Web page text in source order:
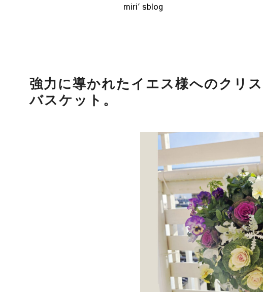
miri′sblog
強力に導かれたイエス様へのクリ
バスケット。